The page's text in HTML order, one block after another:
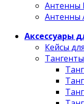
Антенны
Антенны
Аксессуары
Кейсы
Тангенты